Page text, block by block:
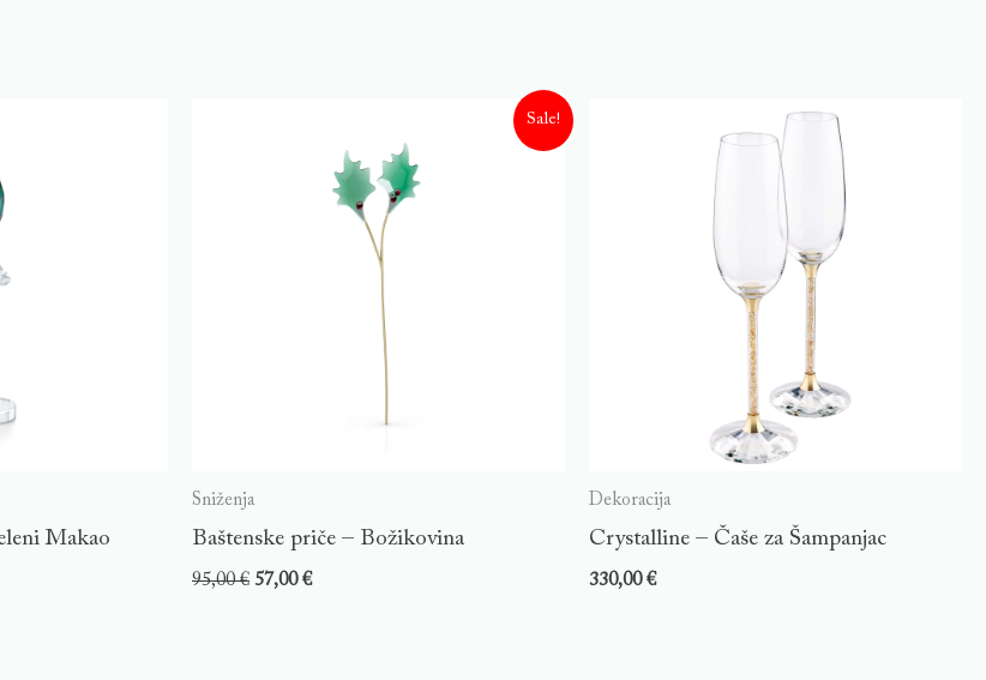
Makao
Sale!
Sniženja
Baštenske priče – Božikovina
95,00€ 57,00€
Dekoracija
Crystalline – Čaše za Šampanjac
330,00€